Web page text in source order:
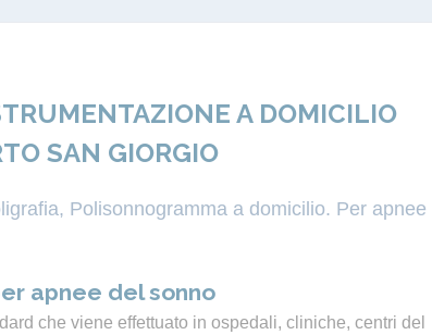
A DOMICILIO
SAN GIORGIO
Polisonnogramma a domicilio. Per apnee
apnee del sonno
che viene effettuato in ospedali, cliniche, centri del